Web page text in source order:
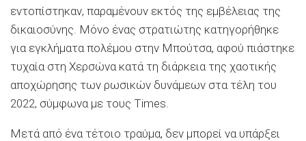
εντοπίστηκαν, παραμένουν εκτός της εμβέλειας της
δικαιοσύνης. Μόνο ένας στρατιώτης κατηγορήθηκε
για εγκλήματα πολέμου στην Μπούτσα, αφού πιάστηκε
τυχαία στη Χερσώνα κατά τη διάρκεια της χαοτικής
αποχώρησης των ρωσικών δυνάμεων στα τέλη του
2022, σύμφωνα με τους Times.
Μετά από ένα τέτοιο τραύμα, δεν μπορεί να υπάρξει